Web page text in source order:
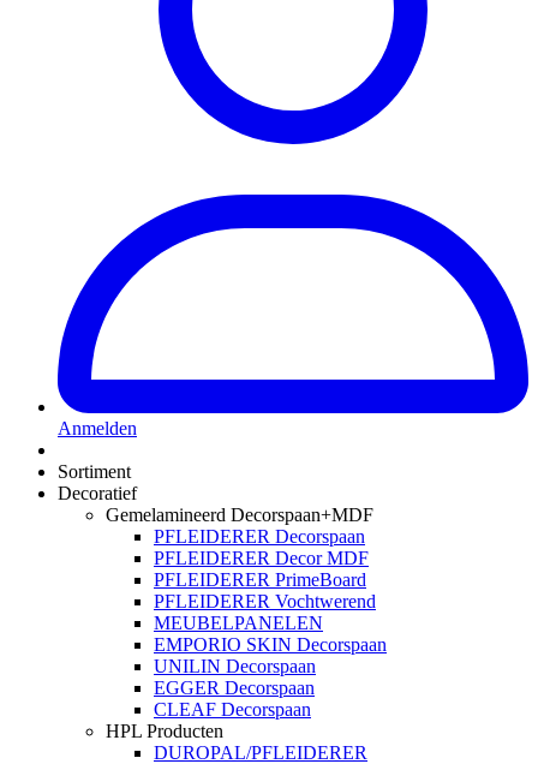
Anmelden
Sortiment
Decoratief
Gemelamineerd Decorspaan+MDF
PFLEIDERER Decorspaan
PFLEIDERER Decor MDF
PFLEIDERER PrimeBoard
PFLEIDERER Vochtwerend
MEUBELPANELEN
EMPORIO SKIN Decorspaan
UNILIN Decorspaan
EGGER Decorspaan
CLEAF Decorspaan
HPL Producten
DUROPAL/PFLEIDERER